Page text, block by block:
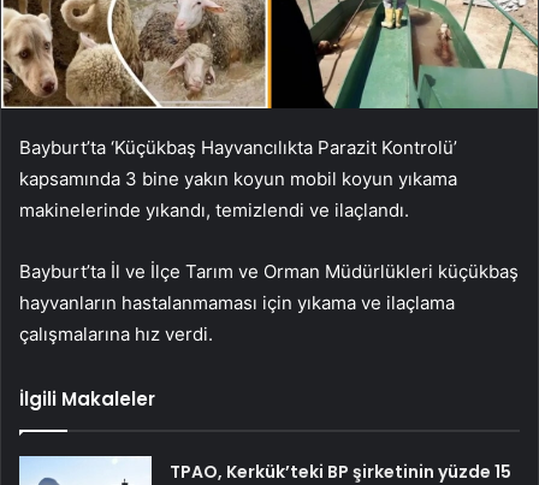
Bayburt’ta ‘Küçükbaş Hayvancılıkta Parazit Kontrolü’
kapsamında 3 bine yakın koyun mobil koyun yıkama
makinelerinde yıkandı, temizlendi ve ilaçlandı.
Bayburt’ta İl ve İlçe Tarım ve Orman Müdürlükleri küçükbaş
hayvanların hastalanmaması için yıkama ve ilaçlama
çalışmalarına hız verdi.
İlgili Makaleler
TPAO, Kerkük’teki BP şirketinin yüzde 15